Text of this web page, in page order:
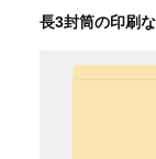
耐水紙（フィ
大判・ポス
長3封筒の印刷